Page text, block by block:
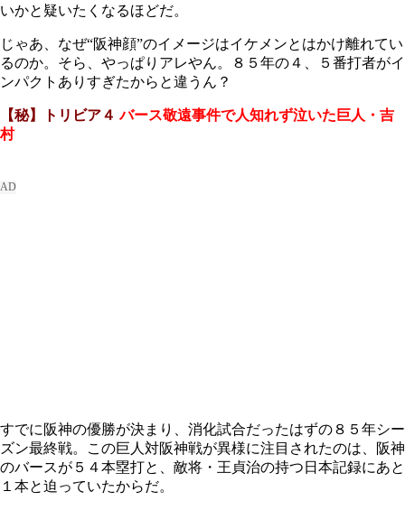
いかと疑いたくなるほどだ。
じゃあ、なぜ“阪神顔”のイメージはイケメンとはかけ離れてい
るのか。そら、やっぱりアレやん。８５年の４、５番打者がイ
ンパクトありすぎたからと違うん？
【秘】トリビア４ バース敬遠事件で人知れず泣いた巨人・吉
村
すでに阪神の優勝が決まり、消化試合だったはずの８５年シー
ズン最終戦。この巨人対阪神戦が異様に注目されたのは、阪神
のバースが５４本塁打と、敵将・王貞治の持つ日本記録にあと
１本と迫っていたからだ。